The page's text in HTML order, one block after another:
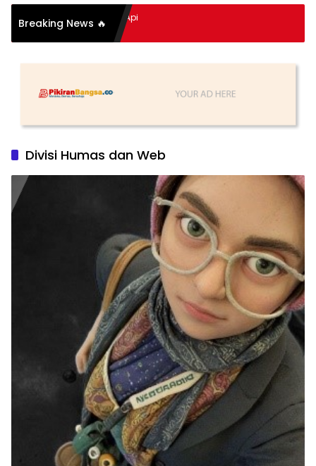
Breaking News 🔥
Meledak Jadi Api
Menteng-
Maling Ayam di Bali
Divisi Humas dan Web